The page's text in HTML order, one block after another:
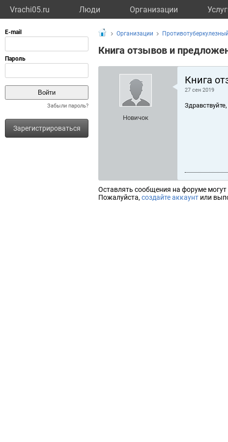
Vrachi05.ru Люди Организации
Забыли пароль?
Зарегистрироваться
Организации
Книга отзывов и
Новичок
Книга
27 сен 2019
Оставлять сообщения на форуме
Пожалуйста, создайте аккаунт или